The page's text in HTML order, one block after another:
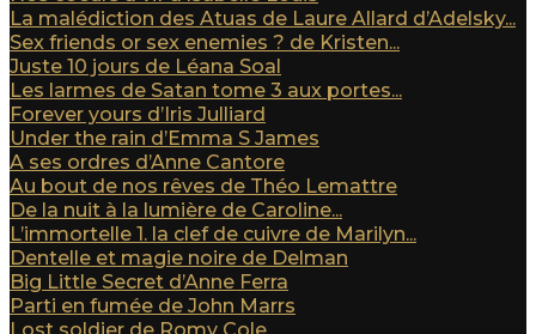
La malédiction des Atuas de Laure Allard d’Adelsky...
Sex friends or sex enemies ? de Kristen...
Juste 10 jours de Léana Soal
Les larmes de Satan tome 3 aux portes...
Forever yours d’Iris Julliard
Under the rain d’Emma S James
A ses ordres d’Anne Cantore
Au bout de nos rêves de Théo Lemattre
De la nuit à la lumière de Caroline...
L’immortelle 1. la clef de cuivre de Marilyn...
Dentelle et magie noire de Delman
Big Little Secret d’Anne Ferra
Parti en fumée de John Marrs